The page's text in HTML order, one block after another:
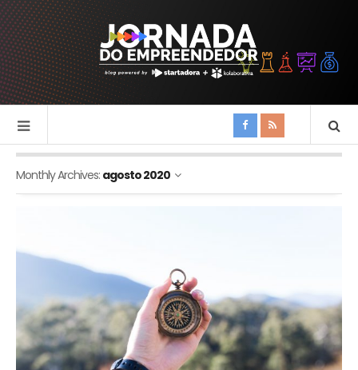
Monthly Archives: agosto 2020